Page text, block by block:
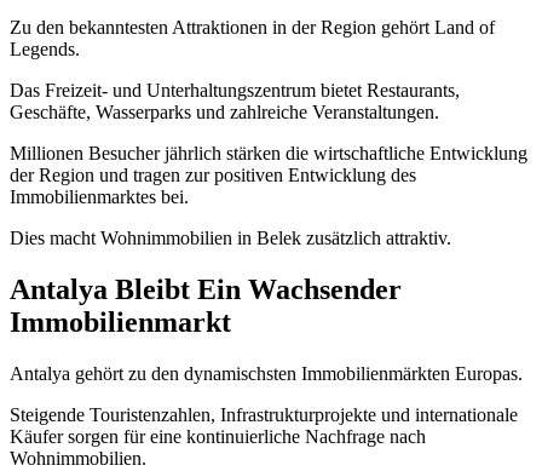
Zu den bekanntesten Attraktionen in der Region gehört Land of
Legends.
Das Freizeit- und Unterhaltungszentrum bietet Restaurants,
Geschäfte, Wasserparks und zahlreiche Veranstaltungen.
Millionen Besucher jährlich stärken die wirtschaftliche Entwicklung
der Region und tragen zur positiven Entwicklung des
Immobilienmarktes bei.
Dies macht Wohnimmobilien in Belek zusätzlich attraktiv.
Antalya Bleibt Ein Wachsender
Immobilienmarkt
Antalya gehört zu den dynamischsten Immobilienmärkten Europas.
Steigende Touristenzahlen, Infrastrukturprojekte und internationale
Käufer sorgen für eine kontinuierliche Nachfrage nach
Wohnimmobilien.